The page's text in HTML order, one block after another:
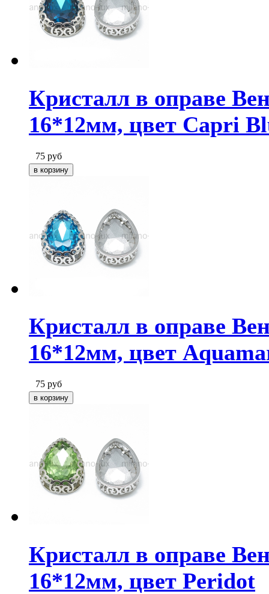
Кристалл в оправе
16*12мм, цвет Capri
75 руб
Кристалл в оправе
16*12мм, цвет
75 руб
Кристалл в оправе
16*12мм, цвет Peridot